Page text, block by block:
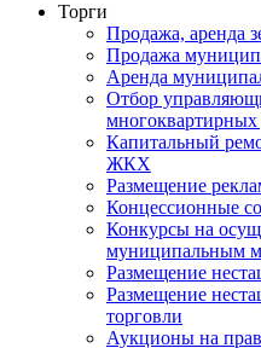
Торги
Продажа, аренда
Продажа
Аренда
Отбор
многоквартирных
Капитальный
ЖКХ
Размещение
Концессионные
Конкурсы на
муниципальным
Размещение
Размещение
торговли
Аукционы на